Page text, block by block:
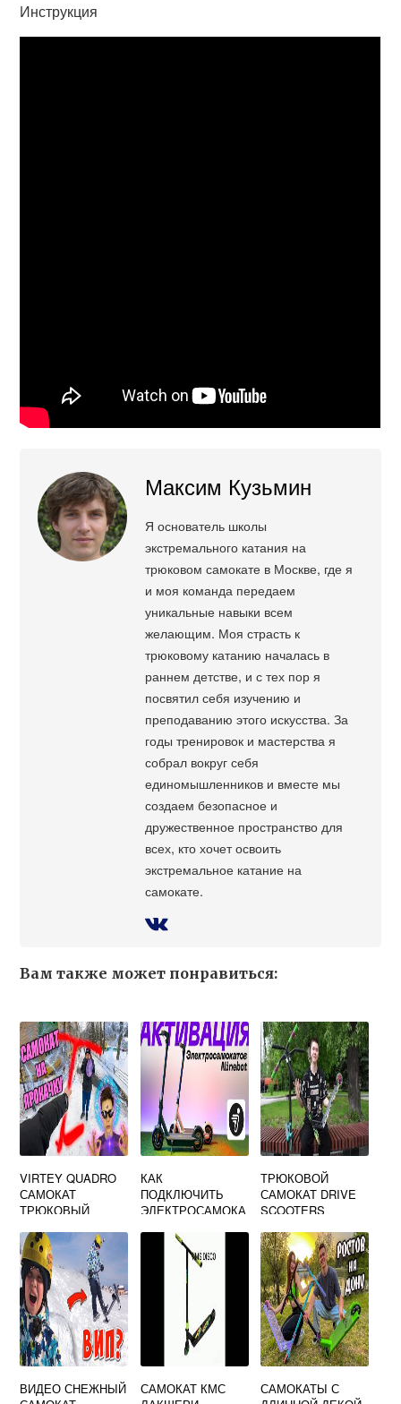
Инструкция
Максим Кузьмин
Я основатель школы
экстремального катания на
трюковом самокате в Москве, где я
и моя команда передаем
уникальные навыки всем
желающим. Моя страсть к
трюковому катанию началась в
раннем детстве, и с тех пор я
посвятил себя изучению и
преподаванию этого искусства. За
годы тренировок и мастерства я
собрал вокруг себя
единомышленников и вместе мы
создаем безопасное и
дружественное пространство для
всех, кто хочет освоить
экстремальное катание на
самокате.
Вам также может понравиться:
VIRTEY QUADRO
САМОКАТ
ТРЮКОВЫЙ
КАК
ПОДКЛЮЧИТЬ
ЭЛЕКТРОСАМОКА
HOVERBOT
ТРЮКОВОЙ
САМОКАТ DRIVE
SCOOTERS
ВИДЕО СНЕЖНЫЙ
САМОКАТ КМС
САМОКАТЫ С